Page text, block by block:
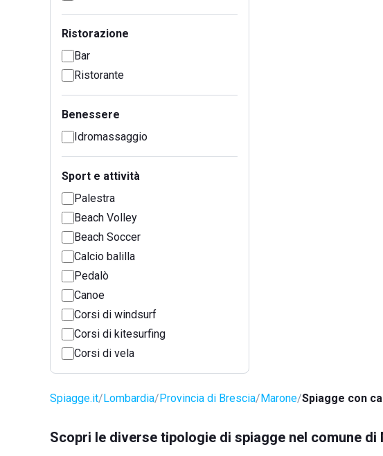
Ristorazione
Bar
Ristorante
Benessere
Idromassaggio
Sport e attività
Palestra
Beach Volley
Beach Soccer
Calcio balilla
Pedalò
Canoe
Corsi di windsurf
Corsi di kitesurfing
Corsi di vela
Spiagge.it Lombardia Provincia di Brescia Marone Spiagge con
Scopri le diverse tipologie di spiagge nel comune di